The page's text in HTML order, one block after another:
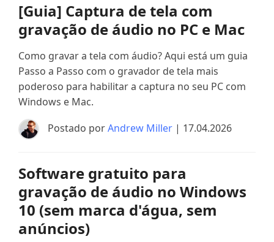
[Guia] Captura de tela com
gravação de áudio no PC e Mac
Como gravar a tela com áudio? Aqui está um guia
Passo a Passo com o gravador de tela mais
poderoso para habilitar a captura no seu PC com
Windows e Mac.
Postado porAndrew Miller | 17.04.2026
Software gratuito para
gravação de áudio no Windows
10 (sem marca d'água, sem
anúncios)